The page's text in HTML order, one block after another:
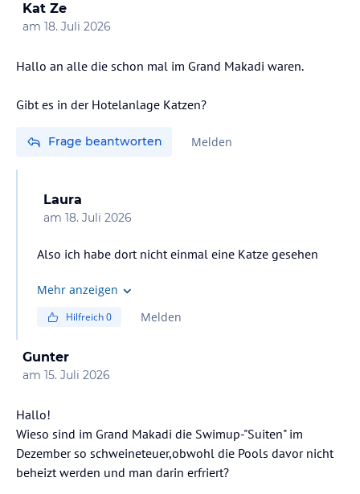
Kat Ze
am 18. Juli 2026
Hallo an alle die schon mal im Grand Makadi waren.
Gibt es in der Hotelanlage Katzen?
Frage beantworten Melden
Laura
am 18. Juli 2026
Also ich habe dort nicht einmal eine Katze gesehen
Mehr anzeigen
Hilfreich0 Melden
Gunter
am 15. Juli 2026
Hallo!
Wieso sind im Grand Makadi die Swimup-"Suiten" im
Dezember so schweineteuer,obwohl die Pools davor nicht
beheizt werden und man darin erfriert?